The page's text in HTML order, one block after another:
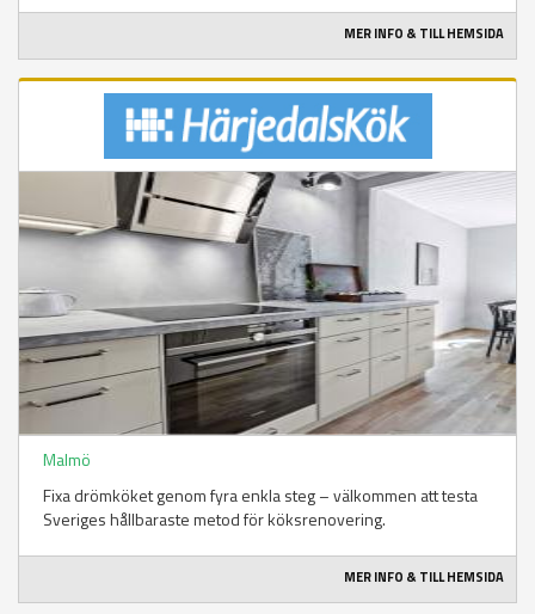
MER INFO & TILL HEMSIDA
Malmö
Fixa drömköket genom fyra enkla steg – välkommen att testa
Sveriges hållbaraste metod för köksrenovering.
MER INFO & TILL HEMSIDA